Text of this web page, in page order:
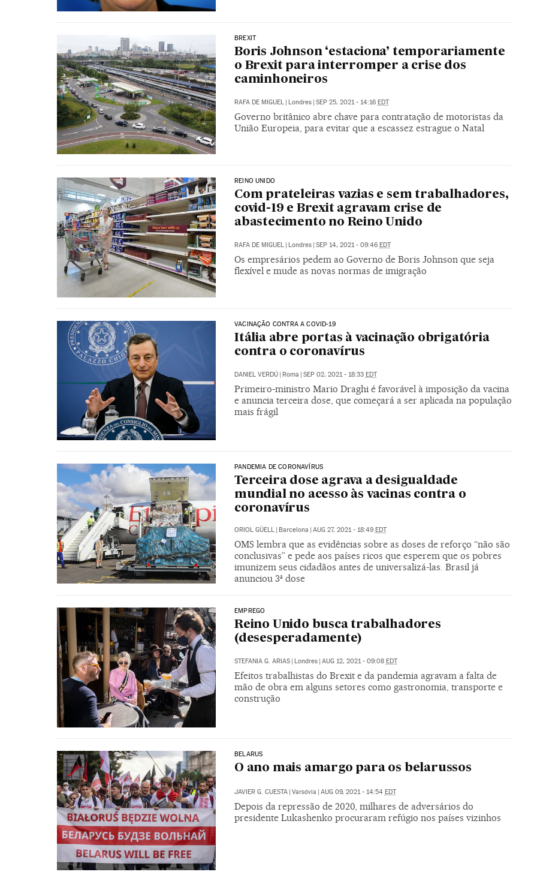
BREXIT
Boris Johnson ‘estaciona’ temporariamente
o Brexit para interromper a crise dos
caminhoneiros
RAFA DE MIGUEL | Londres | SEP 25, 2021 - 14:16 EDT
Governo britânico abre chave para contratação de motoristas da
União Europeia, para evitar que a escassez estrague o Natal
REINO UNIDO
Com prateleiras vazias e sem trabalhadores,
covid-19 e Brexit agravam crise de
abastecimento no Reino Unido
RAFA DE MIGUEL Londres SEP 14, 2021 - 09:46 EDT
Os empresários pedem ao Governo de Boris Johnson que seja
flexível e mude as novas normas de imigração
VACINAÇÃO CONTRA A COVID-19
Itália abre portas à vacinação obrigatória
contra o coronavírus
DANIEL VERDÚ | Roma | SEP 02, 2021 - 18:33 EDT
Primeiro-ministro Mario Draghi é favorável à imposição da vacina
e anuncia terceira dose, que começará a ser aplicada na população
mais frágil
PANDEMIA DE CORONAVÍRUS
Terceira dose agrava a desigualdade
mundial no acesso às vacinas contra o
coronavírus
ORIOL GÜELL Barcelona AUG 27, 2021 - 18:49 EDT
OMS lembra que as evidências sobre as doses de reforço “não são
conclusivas” e pede aos países ricos que esperem que os pobres
imunizem seus cidadãos antes de universalizá-las. Brasil já
anunciou 3ª dose
EMPREGO
Reino Unido busca trabalhadores
(desesperadamente)
STEFANIA G. ARIAS Londres AUG 12, 2021 - 09:08 EDT
Efeitos trabalhistas do Brexit e da pandemia agravam a falta de
mão de obra em alguns setores como gastronomia, transporte e
construção
BELARUS
O ano mais amargo para os belarussos
JAVIER G. CUESTA | Varsóvia | AUG 09, 2021 - 14:54 EDT
Depois da repressão de 2020, milhares de adversários do
presidente Lukashenko procuraram refúgio nos países vizinhos